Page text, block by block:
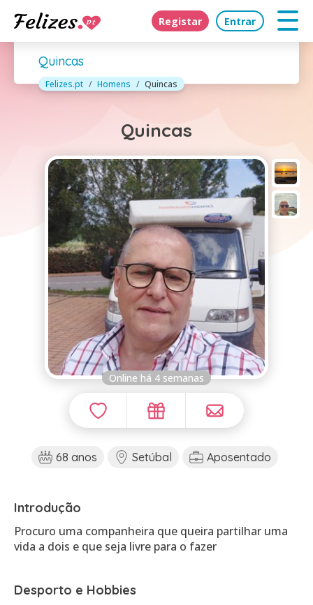
Registar Entrar
Quincas
Felizes.pt Homens Quincas
Quincas
Online há 4 semanas
68 anos Setúbal Aposentado
Introdução
Procuro uma companheira que queira partilhar uma
vida a dois e que seja livre para o fazer
Desporto e Hobbies